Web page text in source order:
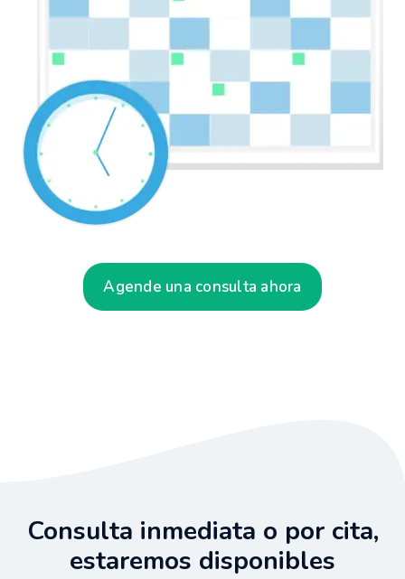
Agende una consulta ahora
Consulta inmediata o por cita,
estaremos disponibles